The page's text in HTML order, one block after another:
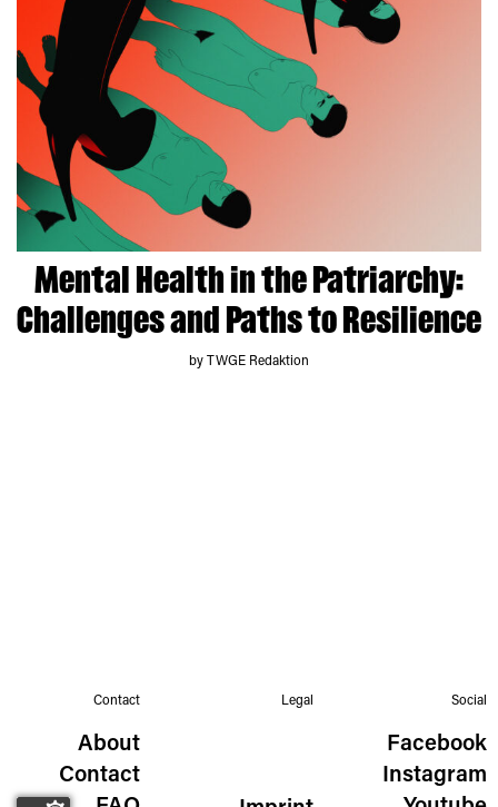
Mental Health in the Patriarchy:
Challenges and Paths to Resilience
by TWGE Redaktion
Contact
About
Contact
Legal Social
Facebook
Instagram